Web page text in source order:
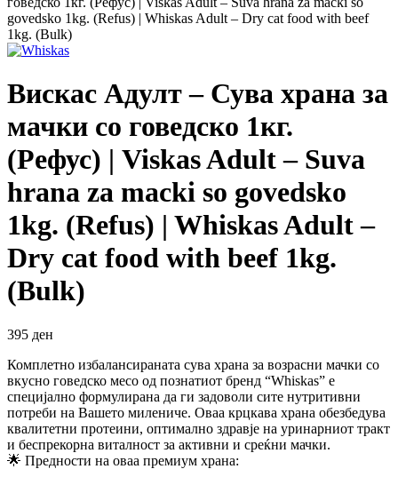
govedsko 1kg. (Refus) | Whiskas Adult – Dry cat food with beef
1kg. (Bulk)
Вискас Адулт – Сува храна за
мачки со говедско 1кг.
(Рефус) | Viskas Adult – Suva
hrana za macki so govedsko
1kg. (Refus) | Whiskas Adult –
Dry cat food with beef 1kg.
(Bulk)
395 ден
Комплетно избалансираната сува храна за возрасни мачки со
вкусно говедско месо од познатиот бренд “Whiskas” е
специјално формулирана да ги задоволи сите нутритивни
потреби на Вашето милениче. Оваа крцкава храна обезбедува
квалитетни протеини, оптимално здравје на уринарниот тракт
и беспрекорна виталност за активни и среќни мачки.
🌟 Предности на оваа премиум храна: